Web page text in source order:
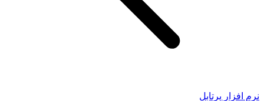
نرم افزار پرتابل